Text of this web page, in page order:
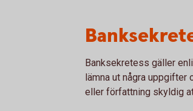
Banksekretess gäller
lämna ut några uppgifter
eller författning skyldig